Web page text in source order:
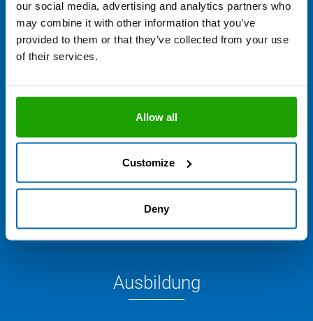
our social media, advertising and analytics partners who
may combine it with other information that you’ve
provided to them or that they’ve collected from your use
of their services.
Allow all
Customize
Deny
Flexible Arbeitszeiten, faire Vergütung & individuelle
Weiterbildungsmöglichkeiten sind nur drei von ganz vielen
Gründen warum sich ein Job bei OTTO lohnt.
Arbeiten bei OTTO
Stellenangebote
Ausbildung